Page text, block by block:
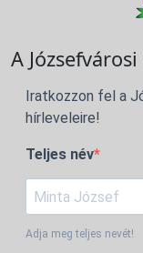
A
Iratkozzon fel a
hírleveleire!
Teljes név
Adja meg teljes nevét!